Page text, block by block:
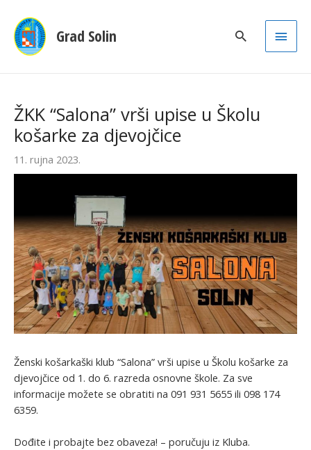
Grad Solin
Main
ŽKK “Salona” vrši upise u Školu
košarke za djevojčice
11. rujna 2023.
Ženski košarkaški klub “Salona” vrši upise u Školu košarke za
djevojčice od 1. do 6. razreda osnovne škole. Za sve
informacije možete se obratiti na 091 931 5655 ili 098 174
6359.
Dođite i probajte bez obaveza! – poručuju iz Kluba.